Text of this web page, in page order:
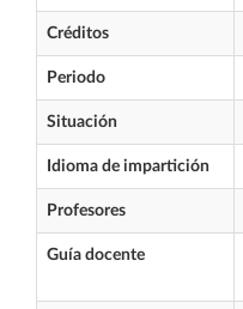
Créditos
Periodo
Situación
Idioma de impartición
Profesores
Guía docente